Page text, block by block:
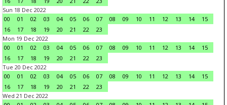
Sun 18 Dec 2022
00
01 02 03 04 05 06 07 08 09 10 11 12 13 14
15
16
17 18 19 20 21 22
23
Mon 19 Dec 2022
00
01 02 03 04 05 06 07 08 09 10 11 12 13 14
15
16
17 18 19 20 21 22
23
Tue 20 Dec 2022
00
01 02 03 04 05 06 07 08 09 10 11 12 13 14
15
16
17 18 19 20 21 22
23
Wed 21 Dec 2022